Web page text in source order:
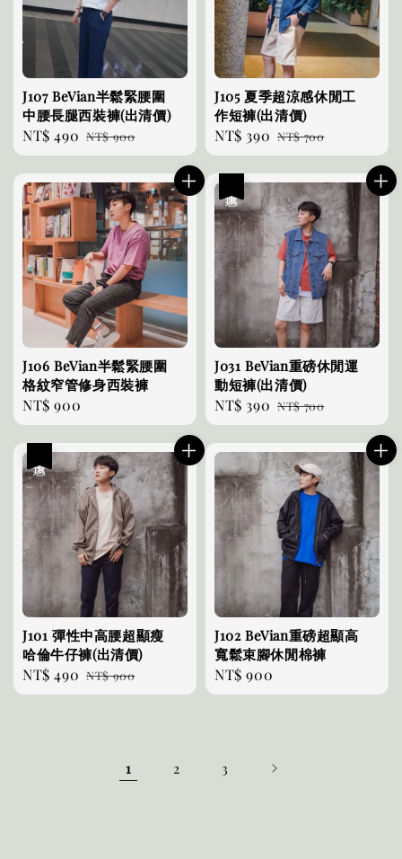
J107 BeVian半鬆緊腰圍
中腰長腿西裝褲(出清價)
Sale
price
NT$ 490 Regular
price
NT$ 900
J105 夏季超涼感休閒工
作短褲(出清價)
Sale
price
NT$ 390 Regular
price
NT$ 700
J106 BeVian半鬆緊腰圍
格紋窄管修身西裝褲
Regular
price
NT$ 900
J031 BeVian重磅休閒運
動短褲(出清價)
Sale
price
NT$ 390 Regular
price
NT$ 700
J101 彈性中高腰超顯瘦
哈倫牛仔褲(出清價)
Sale
price
NT$ 490 Regular
price
NT$ 900
J102 BeVian重磅超顯高
寬鬆束腳休閒棉褲
Regular
price
NT$ 900
1 2 3